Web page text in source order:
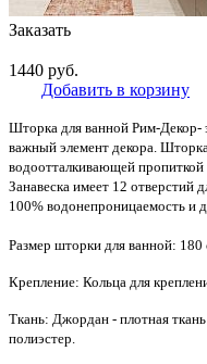
Заказать
1440 руб.
Добавить в корзину
Шторка для ванной Рим-Декор-
важный элемент декора.
водоотталкивающей пропиткой
Занавеска имеет 12
100% водонепроницаемость и
Размер шторки для ванной:
Крепление: Кольца для
Ткань: Джордан - плотная
полиэстер.